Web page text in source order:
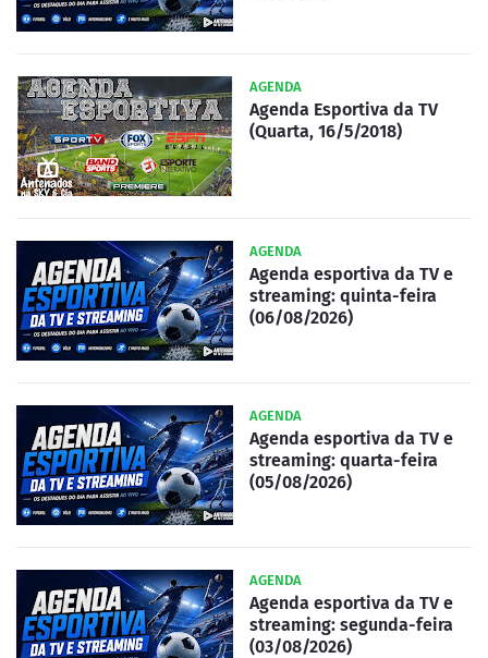
AGENDA
Agenda Esportiva da TV
(Quarta, 16/5/2018)
AGENDA
Agenda esportiva da TV e
streaming: quinta-feira
(06/08/2026)
AGENDA
Agenda esportiva da TV e
streaming: quarta-feira
(05/08/2026)
AGENDA
Agenda esportiva da TV e
streaming: segunda-feira
(03/08/2026)